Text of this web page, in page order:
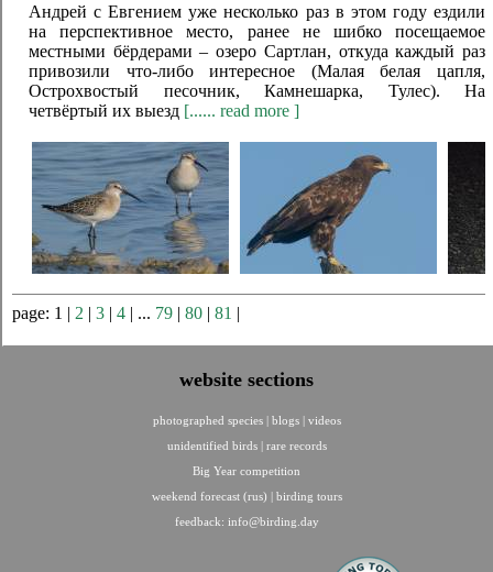
Андрей с Евгением уже несколько раз в этом году ездили
на перспективное место, ранее не шибко посещаемое
местными бёрдерами – озеро Сартлан, откуда каждый раз
привозили что-либо интересное (Малая белая цапля,
Острохвостый песочник, Камнешарка, Тулес). На
четвёртый их выезд [...... read more ]
page: 1 | 2 | 3 | 4 | ... 79 | 80 | 81 |
website sections
photographed species | blogs | videos
unidentified birds | rare records
Big Year competition
weekend forecast (rus) | birding tours
feedback: info@birding.day